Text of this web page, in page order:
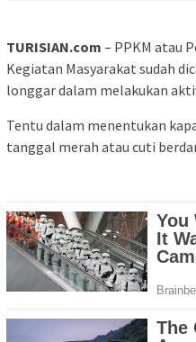
TURISIAN.com – PPKM atau
Kegiatan Masyarakat sudah
longgar dalam melakukan
Tentu dalam menentukan
tanggal merah atau cuti